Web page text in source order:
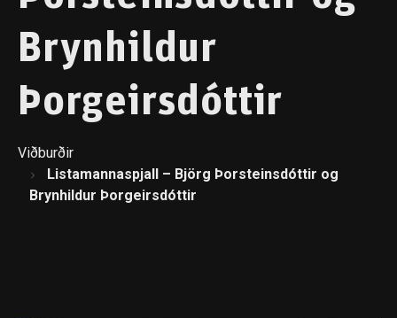
Brynhildur
Þorgeirsdóttir
Viðburðir
Listamannaspjall – Björg Þorsteinsdóttir og
Brynhildur Þorgeirsdóttir